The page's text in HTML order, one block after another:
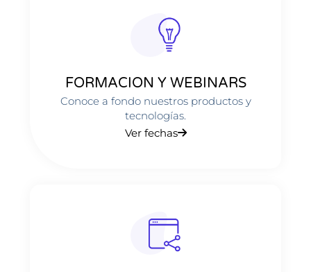
FORMACION Y WEBINARS
Conoce a fondo nuestros productos y
tecnologías.
Ver fechas